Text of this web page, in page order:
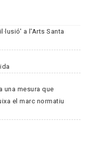
a l'Arts Santa
una mesura que
el marc normatiu